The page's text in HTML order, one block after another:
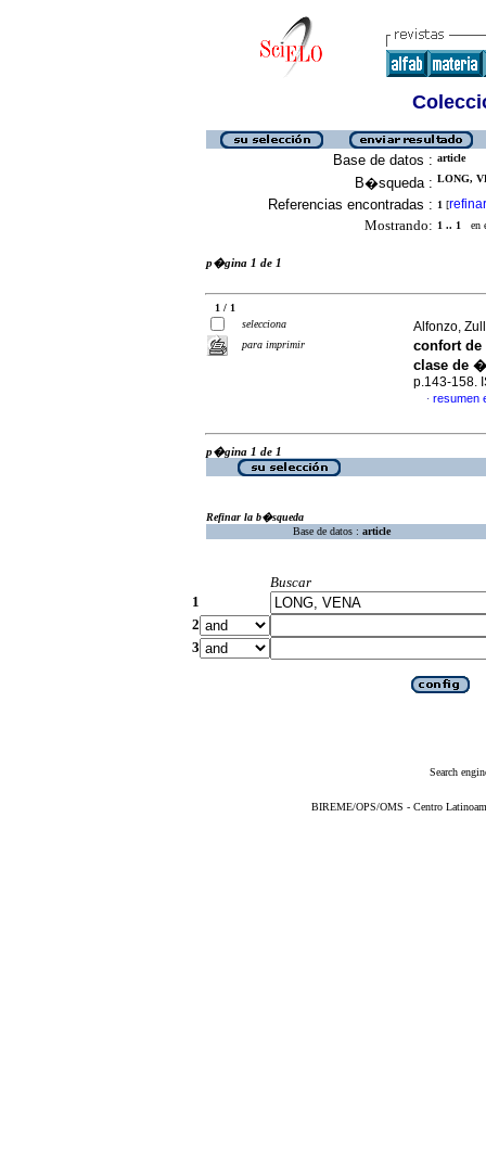
Base de datos : article
B�squeda : LONG,
Referencias encontradas : 1 [refinar
Mostrando: 1 .. 1 en
p�gina 1 de 1
1 / 1
selecciona
para imprimir
Alfonzo,
confort
clase de
p.143-158.
· resumen
p�gina 1 de 1
Refinar la b�squeda
Base de datos : article
Buscar
1
2
3
Search
BIREME/OPS/OMS - Centro